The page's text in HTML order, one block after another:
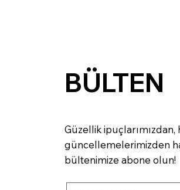
BÜLTEN
Güzellik
güncellemelerimizden
bültenimize abone olun!